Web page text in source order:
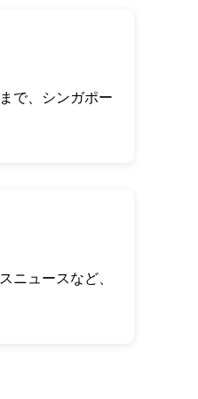
で、シンガポー
ニュースなど、